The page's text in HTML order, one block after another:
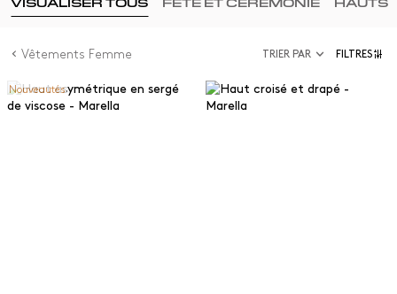
Vêtements Femme TRIER PAR FILTRES
Nouveautés